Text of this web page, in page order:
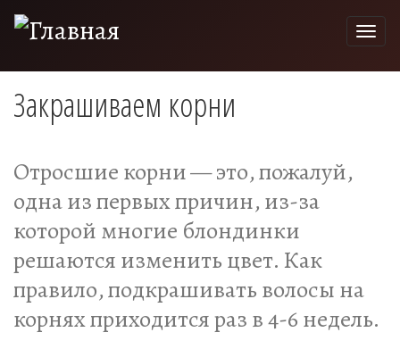
Закрашиваем корни
Отросшие корни — это, пожалуй,
одна из первых причин, из-за
которой многие блондинки
решаются изменить цвет. Как
правило, подкрашивать волосы на
корнях приходится раз в 4-6 недель.